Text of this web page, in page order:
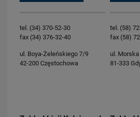
tel. (34) 370-52-30
fax (34) 376-32-40
ul. Boya-Żeleńskiego 7/9
42-200 Częstochowa
tel. (58)
fax (58)
ul.
81-333